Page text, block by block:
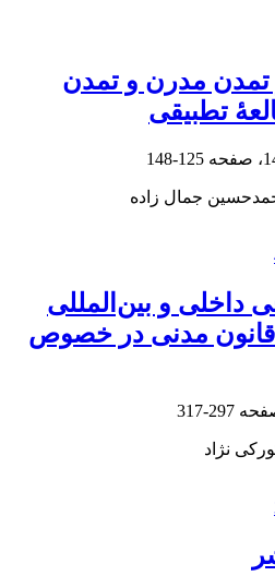
مدرن و تمدن
تطبیقی
125-148
جمال زاده
و بین‌المللی
قانون مدنی در خصوص
297-317
نژاد